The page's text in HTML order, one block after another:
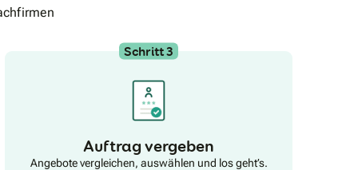
Schritt 3
Auftrag vergeben
Angebote vergleichen, auswählen und los geht’s.